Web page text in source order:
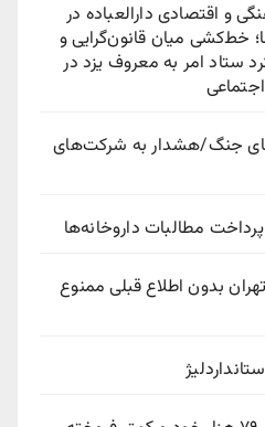
و اقتصادی دارالعباده در
خط‌کشی میان قانون‌گرایی و
ستاد امر به معروف یزد در
جنگ/هشدار به شرکت‌های
مطالبات داروخانه‌ها
بدون اطلاع قبلی ممنوع